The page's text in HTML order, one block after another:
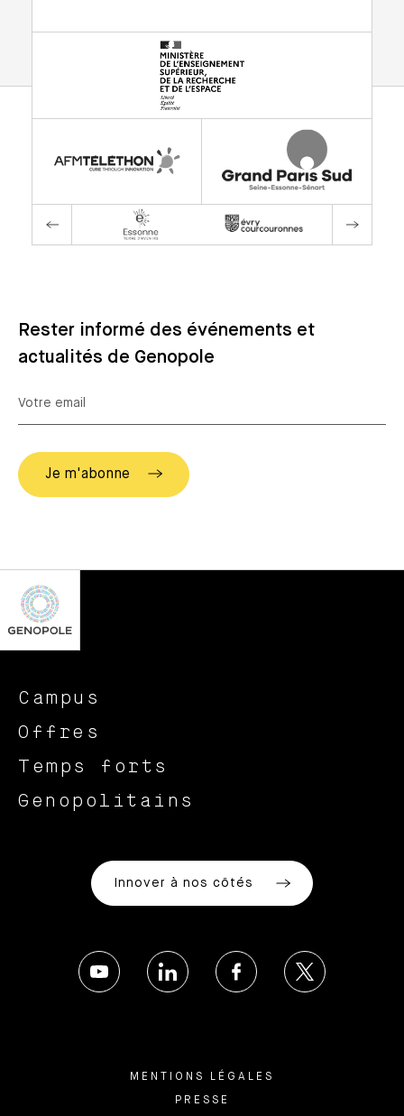
Rester informé des événements et
actualités de Genopole
Campus
Offres
Temps forts
Genopolitains
Innover à nos côtés
MENTIONS LÉGALES
PRESSE